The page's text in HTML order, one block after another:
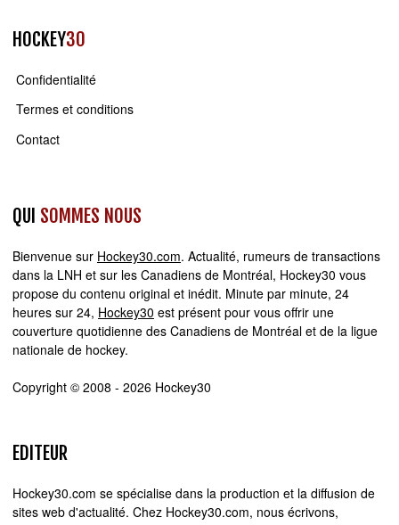
HOCKEY30
Confidentialité
Termes et conditions
Contact
QUI SOMMES NOUS
Bienvenue sur Hockey30.com. Actualité, rumeurs de transactions
dans la LNH et sur les Canadiens de Montréal, Hockey30 vous
propose du contenu original et inédit. Minute par minute, 24
heures sur 24, Hockey30 est présent pour vous offrir une
couverture quotidienne des Canadiens de Montréal et de la ligue
nationale de hockey.
Copyright © 2008 - 2026 Hockey30
EDITEUR
Hockey30.com se spécialise dans la production et la diffusion de
sites web d'actualité. Chez Hockey30.com, nous écrivons,